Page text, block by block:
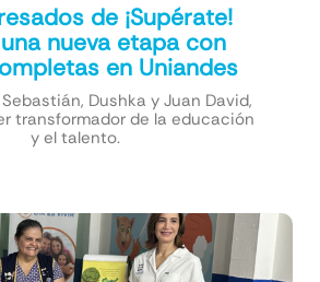
de ¡Supérate!
nueva etapa con
en Uniandes
Dushka y Juan David,
transformador de la educación
y el talento.